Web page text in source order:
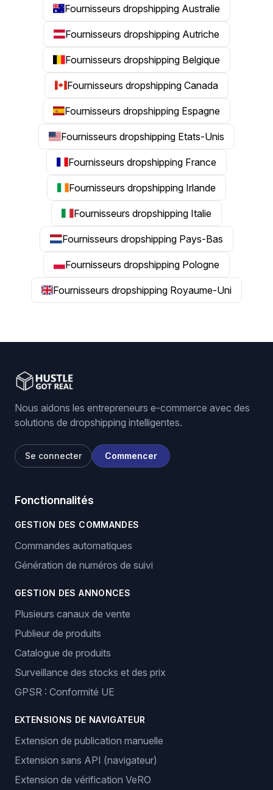
Fournisseurs dropshipping Australie
Fournisseurs dropshipping Autriche
Fournisseurs dropshipping Belgique
Fournisseurs dropshipping Canada
Fournisseurs dropshipping Espagne
Fournisseurs dropshipping Etats-Unis
Fournisseurs dropshipping France
Fournisseurs dropshipping Irlande
Fournisseurs dropshipping Italie
Fournisseurs dropshipping Pays-Bas
Fournisseurs dropshipping Pologne
Fournisseurs dropshipping Royaume-Uni
Nous aidons les entrepreneurs e-commerce avec des
solutions de dropshipping intelligentes.
Se connecter Commencer
Fonctionnalités
GESTION DES COMMANDES
Commandes automatiques
Génération de numéros de suivi
GESTION DES ANNONCES
Plusieurs canaux de vente
Publieur de produits
Catalogue de produits
Surveillance des stocks et des prix
GPSR : Conformité UE
EXTENSIONS DE NAVIGATEUR
Extension de publication manuelle
Extension sans API (navigateur)
Extension de vérification VeRO